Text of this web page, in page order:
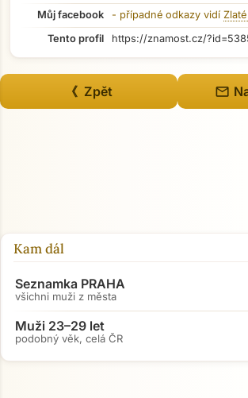
Můj facebook
- případné odkazy vidí
Tento profil
https://znamost.cz/
《 Zpět mail
Kam dál
Seznamka PRAHA
všichni muži z města
Muži 23–29 let
podobný věk, celá ČR